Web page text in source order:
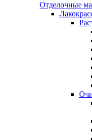
Отделочные